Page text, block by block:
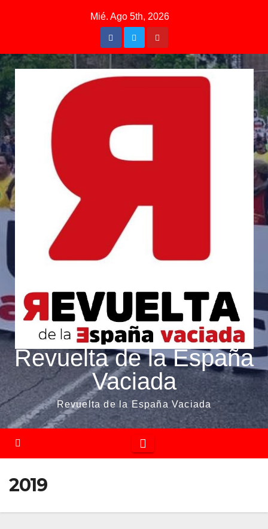
Mié. Ago 5th, 2026
Revuelta de la España
Vaciada
Revuelta de la España Vaciada
2019